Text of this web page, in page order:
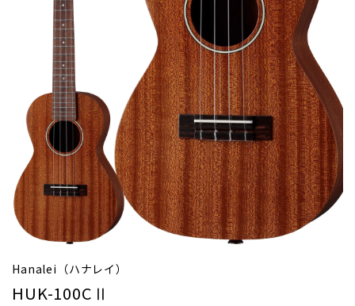
Hanalei（ハナレイ）
HUK-100CⅡ